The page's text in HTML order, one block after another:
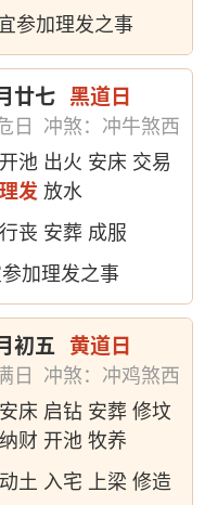
参加理发之事
廿七 黑道日
日 冲煞：冲牛煞西
池 出火 安床 交易
理发 放水
丧 安葬 成服
加理发之事
初五 黄道日
日 冲煞：冲鸡煞西
安床 启钻 安葬 修坟
财 开池 牧养
土 入宅 上梁 修造